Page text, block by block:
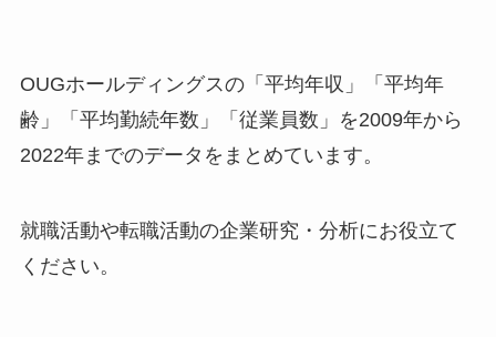
OUGホールディングスの「平均年収」「平均年
齢」「平均勤続年数」「従業員数」を2009年から
2022年までのデータをまとめています。
就職活動や転職活動の企業研究・分析にお役立て
ください。